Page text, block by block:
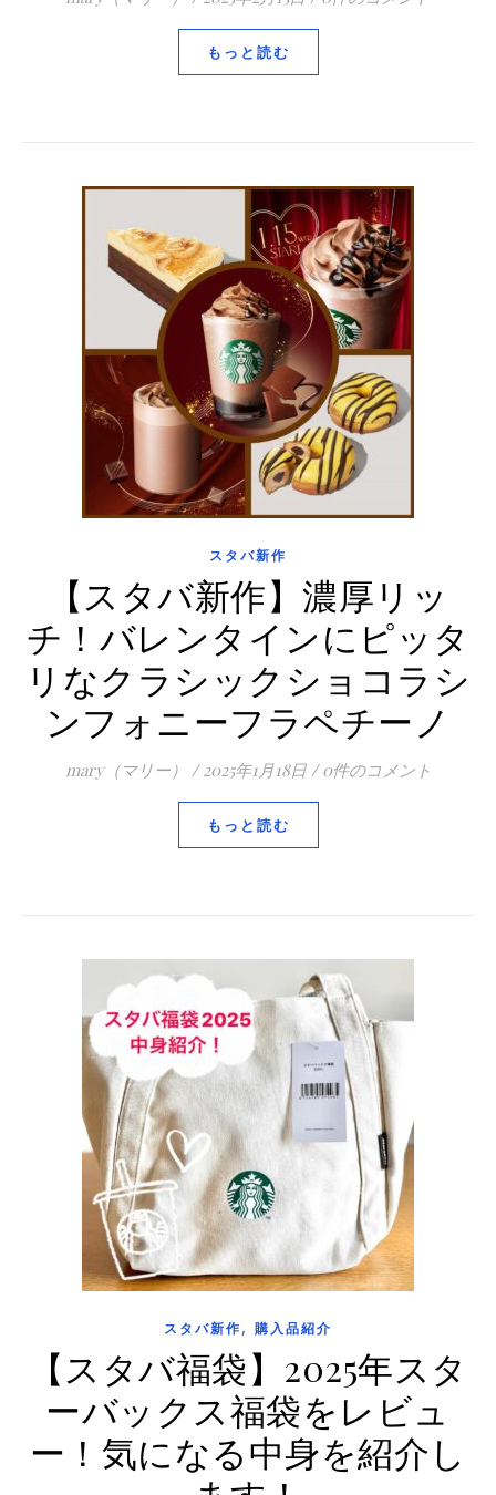
もっと読む
スタバ新作
【スタバ新作】濃厚リッ
チ！バレンタインにピッタ
リなクラシックショコラシ
ンフォニーフラペチーノ
mary（マリー） / 2025年1月18日 / 0件のコメント
もっと読む
スタバ新作, 購入品紹介
【スタバ福袋】2025年スタ
ーバックス福袋をレビュ
ー！気になる中身を紹介し